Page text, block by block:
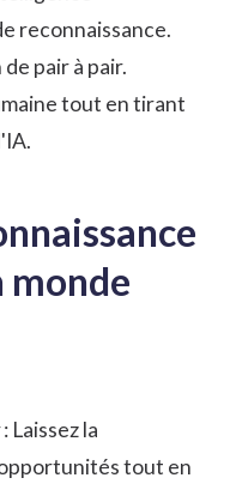
reconnaissance.
pair à pair.
tout en tirant
monde
Laissez la
tout en